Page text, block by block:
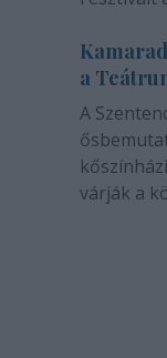
a
A
várják a